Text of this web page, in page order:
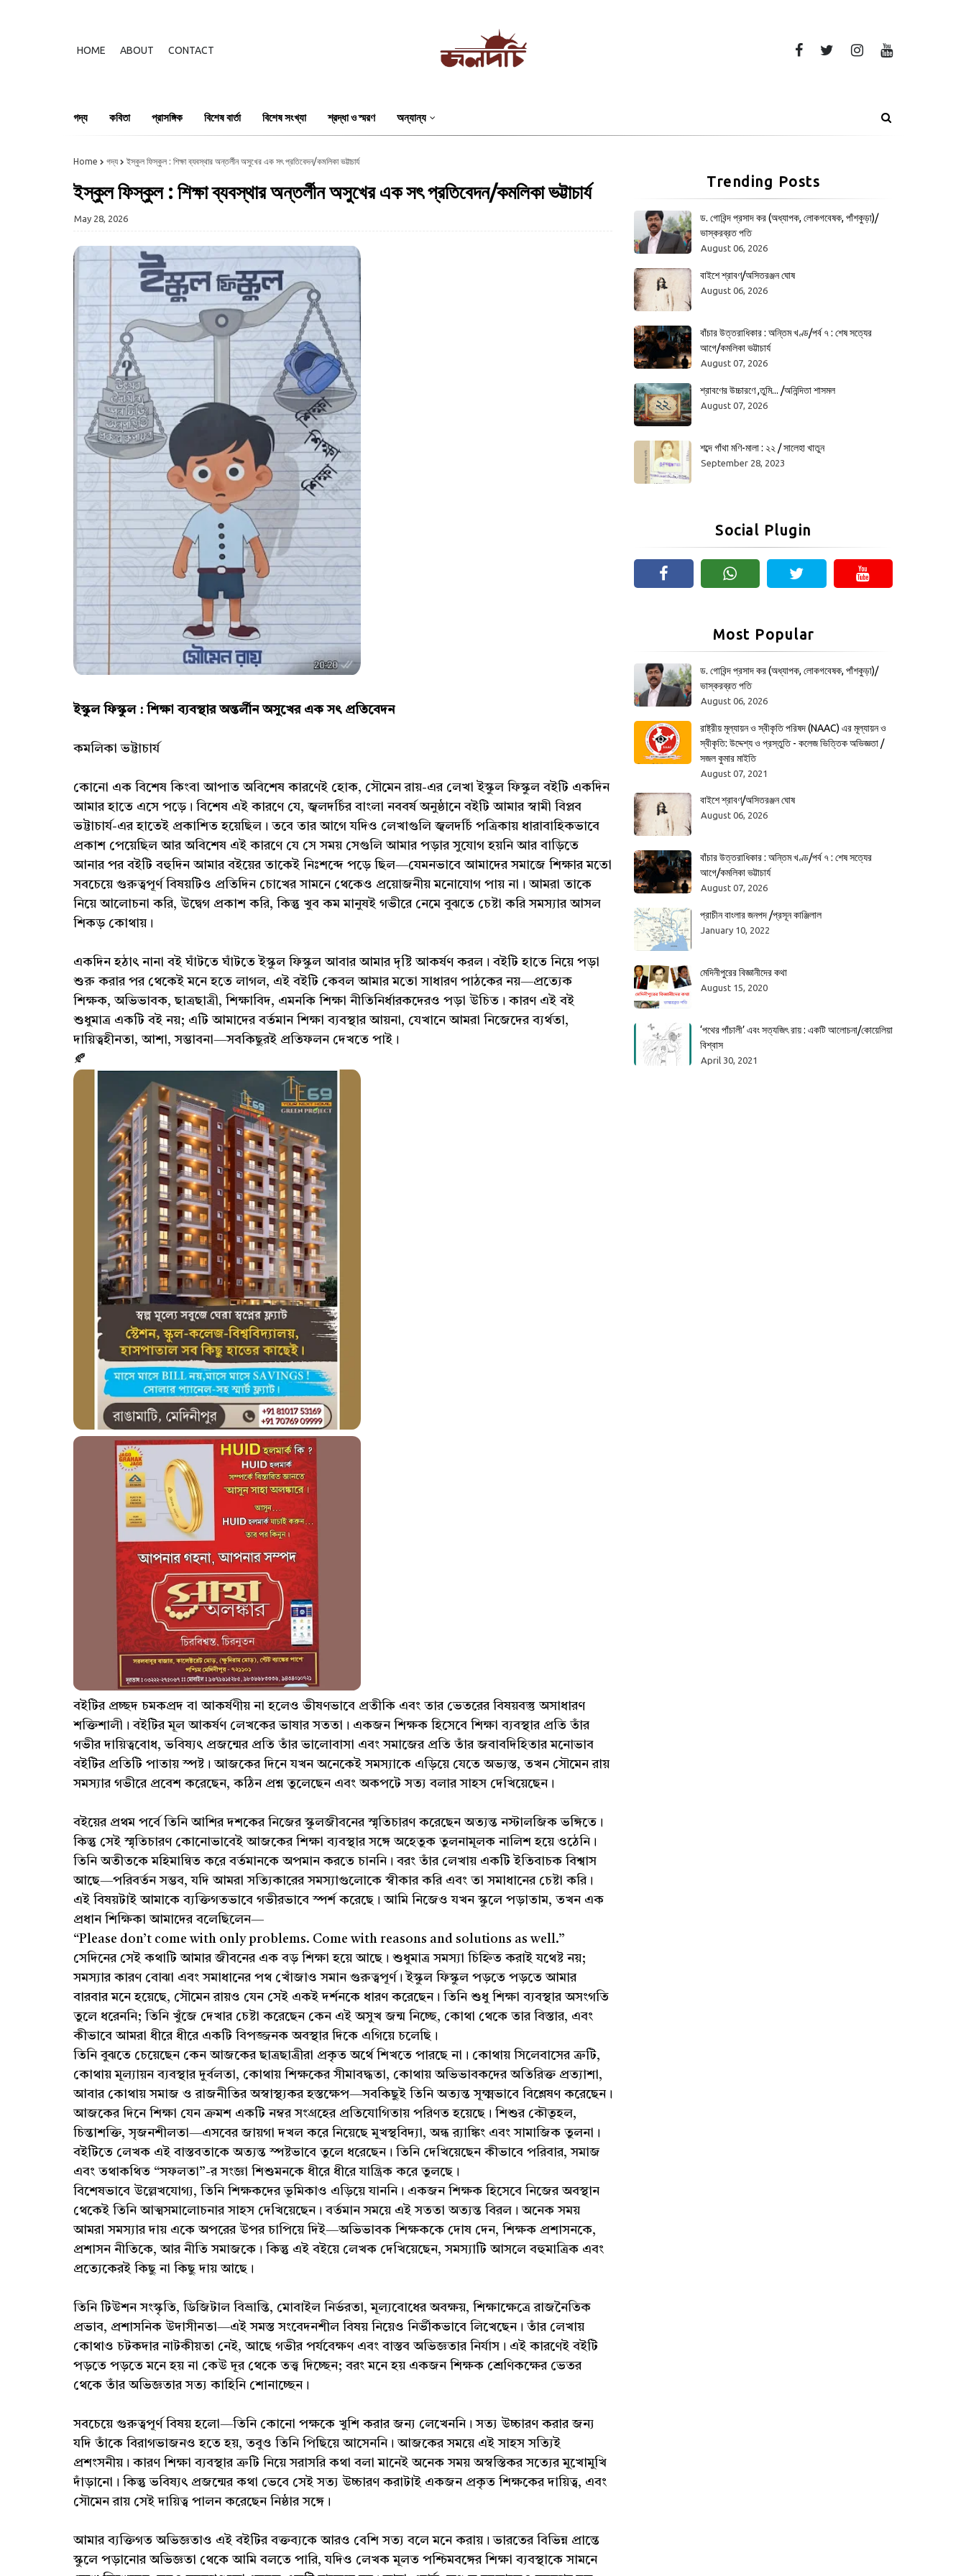
HOME ABOUT CONTACT
গদ্য কবিতা প্রাসঙ্গিক বিশেষ বার্তা বিশেষ সংখ্যা শ্রদ্ধা ও স্মরণ অন্যান্য
Home গদ্য ইস্কুল ফিস্কুল : শিক্ষা ব্যবস্থার অন্তর্লীন অসুখের এক সৎ প্রতিবেদন/কমলিকা ভট্টাচার্য
ইস্কুল ফিস্কুল : শিক্ষা ব্যবস্থার অন্তর্লীন অসুখের এক সৎ প্রতিবেদন/কমলিকা ভট্টাচার্য
May 28, 2026
ইস্কুল ফিস্কুল : শিক্ষা ব্যবস্থার অন্তর্লীন অসুখের এক সৎ প্রতিবেদন
কমলিকা ভট্টাচার্য
কোনো এক বিশেষ কিংবা আপাত অবিশেষ কারণেই হোক, সৌমেন রায়-এর লেখা ইস্কুল ফিস্কুল বইটি একদিন
আমার হাতে এসে পড়ে। বিশেষ এই কারণে যে, জ্বলদর্চির বাংলা নববর্ষ অনুষ্ঠানে বইটি আমার স্বামী বিপ্লব
ভট্টাচার্য-এর হাতেই প্রকাশিত হয়েছিল। তবে তার আগে যদিও লেখাগুলি জ্বলদর্চি পত্রিকায় ধারাবাহিকভাবে
প্রকাশ পেয়েছিল আর অবিশেষ এই কারণে যে সে সময় সেগুলি আমার পড়ার সুযোগ হয়নি আর বাড়িতে
আনার পর বইটি বহুদিন আমার বইয়ের তাকেই নিঃশব্দে পড়ে ছিল—যেমনভাবে আমাদের সমাজে শিক্ষার মতো
সবচেয়ে গুরুত্বপূর্ণ বিষয়টিও প্রতিদিন চোখের সামনে থেকেও প্রয়োজনীয় মনোযোগ পায় না। আমরা তাকে
নিয়ে আলোচনা করি, উদ্বেগ প্রকাশ করি, কিন্তু খুব কম মানুষই গভীরে নেমে বুঝতে চেষ্টা করি সমস্যার আসল
শিকড় কোথায়।
একদিন হঠাৎ নানা বই ঘাঁটতে ঘাঁটতে ইস্কুল ফিস্কুল আবার আমার দৃষ্টি আকর্ষণ করল। বইটি হাতে নিয়ে পড়া
শুরু করার পর থেকেই মনে হতে লাগল, এই বইটি কেবল আমার মতো সাধারণ পাঠকের নয়—প্রত্যেক
শিক্ষক, অভিভাবক, ছাত্রছাত্রী, শিক্ষাবিদ, এমনকি শিক্ষা নীতিনির্ধারকদেরও পড়া উচিত। কারণ এই বই
শুধুমাত্র একটি বই নয়; এটি আমাদের বর্তমান শিক্ষা ব্যবস্থার আয়না, যেখানে আমরা নিজেদের ব্যর্থতা,
দায়িত্বহীনতা, আশা, সম্ভাবনা—সবকিছুরই প্রতিফলন দেখতে পাই।
🍂
বইটির প্রচ্ছদ চমকপ্রদ বা আকর্ষণীয় না হলেও ভীষণভাবে প্রতীকি এবং তার ভেতরের বিষয়বস্তু অসাধারণ
শক্তিশালী। বইটির মূল আকর্ষণ লেখকের ভাষার সততা। একজন শিক্ষক হিসেবে শিক্ষা ব্যবস্থার প্রতি তাঁর
গভীর দায়িত্ববোধ, ভবিষ্যৎ প্রজন্মের প্রতি তাঁর ভালোবাসা এবং সমাজের প্রতি তাঁর জবাবদিহিতার মনোভাব
বইটির প্রতিটি পাতায় স্পষ্ট। আজকের দিনে যখন অনেকেই সমস্যাকে এড়িয়ে যেতে অভ্যস্ত, তখন সৌমেন রায়
সমস্যার গভীরে প্রবেশ করেছেন, কঠিন প্রশ্ন তুলেছেন এবং অকপটে সত্য বলার সাহস দেখিয়েছেন।
বইয়ের প্রথম পর্বে তিনি আশির দশকের নিজের স্কুলজীবনের স্মৃতিচারণ করেছেন অত্যন্ত নস্টালজিক ভঙ্গিতে।
কিন্তু সেই স্মৃতিচারণ কোনোভাবেই আজকের শিক্ষা ব্যবস্থার সঙ্গে অহেতুক তুলনামূলক নালিশ হয়ে ওঠেনি।
তিনি অতীতকে মহিমান্বিত করে বর্তমানকে অপমান করতে চাননি। বরং তাঁর লেখায় একটি ইতিবাচক বিশ্বাস
আছে—পরিবর্তন সম্ভব, যদি আমরা সত্যিকারের সমস্যাগুলোকে স্বীকার করি এবং তা সমাধানের চেষ্টা করি।
এই বিষয়টাই আমাকে ব্যক্তিগতভাবে গভীরভাবে স্পর্শ করেছে। আমি নিজেও যখন স্কুলে পড়াতাম, তখন এক
প্রধান শিক্ষিকা আমাদের বলেছিলেন—
“Please don’t come with only problems. Come with reasons and solutions as well.”
সেদিনের সেই কথাটি আমার জীবনের এক বড় শিক্ষা হয়ে আছে। শুধুমাত্র সমস্যা চিহ্নিত করাই যথেষ্ট নয়;
সমস্যার কারণ বোঝা এবং সমাধানের পথ খোঁজাও সমান গুরুত্বপূর্ণ। ইস্কুল ফিস্কুল পড়তে পড়তে আমার
বারবার মনে হয়েছে, সৌমেন রায়ও যেন সেই একই দর্শনকে ধারণ করেছেন। তিনি শুধু শিক্ষা ব্যবস্থার অসংগতি
তুলে ধরেননি; তিনি খুঁজে দেখার চেষ্টা করেছেন কেন এই অসুখ জন্ম নিচ্ছে, কোথা থেকে তার বিস্তার, এবং
কীভাবে আমরা ধীরে ধীরে একটি বিপজ্জনক অবস্থার দিকে এগিয়ে চলেছি।
তিনি বুঝতে চেয়েছেন কেন আজকের ছাত্রছাত্রীরা প্রকৃত অর্থে শিখতে পারছে না। কোথায় সিলেবাসের ত্রুটি,
কোথায় মূল্যায়ন ব্যবস্থার দুর্বলতা, কোথায় শিক্ষকের সীমাবদ্ধতা, কোথায় অভিভাবকদের অতিরিক্ত প্রত্যাশা,
আবার কোথায় সমাজ ও রাজনীতির অস্বাস্থ্যকর হস্তক্ষেপ—সবকিছুই তিনি অত্যন্ত সূক্ষ্মভাবে বিশ্লেষণ করেছেন।
আজকের দিনে শিক্ষা যেন ক্রমশ একটি নম্বর সংগ্রহের প্রতিযোগিতায় পরিণত হয়েছে। শিশুর কৌতূহল,
চিন্তাশক্তি, সৃজনশীলতা—এসবের জায়গা দখল করে নিয়েছে মুখস্থবিদ্যা, অন্ধ র‍্যাঙ্কিং এবং সামাজিক তুলনা।
বইটিতে লেখক এই বাস্তবতাকে অত্যন্ত স্পষ্টভাবে তুলে ধরেছেন। তিনি দেখিয়েছেন কীভাবে পরিবার, সমাজ
এবং তথাকথিত “সফলতা”-র সংজ্ঞা শিশুমনকে ধীরে ধীরে যান্ত্রিক করে তুলছে।
বিশেষভাবে উল্লেখযোগ্য, তিনি শিক্ষকদের ভূমিকাও এড়িয়ে যাননি। একজন শিক্ষক হিসেবে নিজের অবস্থান
থেকেই তিনি আত্মসমালোচনার সাহস দেখিয়েছেন। বর্তমান সময়ে এই সততা অত্যন্ত বিরল। অনেক সময়
আমরা সমস্যার দায় একে অপরের উপর চাপিয়ে দিই—অভিভাবক শিক্ষককে দোষ দেন, শিক্ষক প্রশাসনকে,
প্রশাসন নীতিকে, আর নীতি সমাজকে। কিন্তু এই বইয়ে লেখক দেখিয়েছেন, সমস্যাটি আসলে বহুমাত্রিক এবং
প্রত্যেকেরই কিছু না কিছু দায় আছে।
তিনি টিউশন সংস্কৃতি, ডিজিটাল বিভ্রান্তি, মোবাইল নির্ভরতা, মূল্যবোধের অবক্ষয়, শিক্ষাক্ষেত্রে রাজনৈতিক
প্রভাব, প্রশাসনিক উদাসীনতা—এই সমস্ত সংবেদনশীল বিষয় নিয়েও নির্ভীকভাবে লিখেছেন। তাঁর লেখায়
কোথাও চটকদার নাটকীয়তা নেই, আছে গভীর পর্যবেক্ষণ এবং বাস্তব অভিজ্ঞতার নির্যাস। এই কারণেই বইটি
পড়তে পড়তে মনে হয় না কেউ দূর থেকে তত্ত্ব দিচ্ছেন; বরং মনে হয় একজন শিক্ষক শ্রেণিকক্ষের ভেতর
থেকে তাঁর অভিজ্ঞতার সত্য কাহিনি শোনাচ্ছেন।
সবচেয়ে গুরুত্বপূর্ণ বিষয় হলো—তিনি কোনো পক্ষকে খুশি করার জন্য লেখেননি। সত্য উচ্চারণ করার জন্য
যদি তাঁকে বিরাগভাজনও হতে হয়, তবুও তিনি পিছিয়ে আসেননি। আজকের সময়ে এই সাহস সত্যিই
প্রশংসনীয়। কারণ শিক্ষা ব্যবস্থার ত্রুটি নিয়ে সরাসরি কথা বলা মানেই অনেক সময় অস্বস্তিকর সত্যের মুখোমুখি
দাঁড়ানো। কিন্তু ভবিষ্যৎ প্রজন্মের কথা ভেবে সেই সত্য উচ্চারণ করাটাই একজন প্রকৃত শিক্ষকের দায়িত্ব, এবং
সৌমেন রায় সেই দায়িত্ব পালন করেছেন নিষ্ঠার সঙ্গে।
আমার ব্যক্তিগত অভিজ্ঞতাও এই বইটির বক্তব্যকে আরও বেশি সত্য বলে মনে করায়। ভারতের বিভিন্ন প্রান্তে
স্কুলে পড়ানোর অভিজ্ঞতা থেকে আমি বলতে পারি, যদিও লেখক মূলত পশ্চিমবঙ্গের শিক্ষা ব্যবস্থাকে সামনে
Trending Posts
ড. গোবিন্দ প্রসাদ কর (অধ্যাপক, লোকগবেষক, পাঁশকুড়া)/
ভাস্করব্রত পতি
August 06, 2026
বাইশে শ্রাবণ/অসিতরঞ্জন ঘোষ
August 06, 2026
বাঁচার উত্তরাধিকার : অন্তিম খণ্ড/পর্ব ৭ : শেষ সত্যের
আগে/কমলিকা ভট্টাচার্য
August 07, 2026
শ্রাবণের উচ্চারণে ,তুমি... /অনিন্দিতা শাসমল
August 07, 2026
শব্দে গাঁথা মণি-মালা : ২২ / সালেহা খাতুন
September 28, 2023
Social Plugin
Most Popular
ড. গোবিন্দ প্রসাদ কর (অধ্যাপক, লোকগবেষক, পাঁশকুড়া)/
ভাস্করব্রত পতি
August 06, 2026
রাষ্ট্রীয় মূল্যায়ন ও স্বীকৃতি পরিষদ (NAAC) এর মূল্যায়ন ও
স্বীকৃতি: উদ্দেশ্য ও প্রস্তুতি - কলেজ ভিত্তিক অভিজ্ঞতা /
সজল কুমার মাইতি
August 07, 2021
বাইশে শ্রাবণ/অসিতরঞ্জন ঘোষ
August 06, 2026
বাঁচার উত্তরাধিকার : অন্তিম খণ্ড/পর্ব ৭ : শেষ সত্যের
আগে/কমলিকা ভট্টাচার্য
August 07, 2026
প্রাচীন বাংলার জনপদ /প্রসূন কাঞ্জিলাল
January 10, 2022
মেদিনীপুরের বিজ্ঞানীদের কথা
August 15, 2020
‘পথের পাঁচালী’ এবং সত্যজিৎ রায় : একটি আলোচনা/কোয়েলিয়া
বিশ্বাস
April 30, 2021